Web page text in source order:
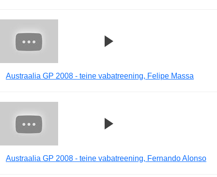
Austraalia GP 2008 - teine vabatreening, Felipe Massa
Austraalia GP 2008 - teine vabatreening, Fernando Alonso